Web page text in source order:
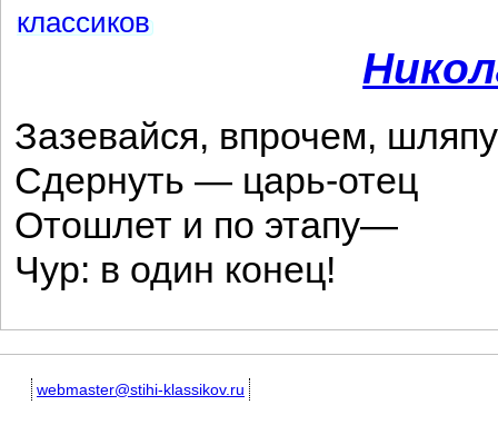
классиков
Зазевайся, впрочем, шляпу
Сдернуть — царь-отец
Отошлет и по этапу—
Чур: в один конец!
webmaster@stihi-klassikov.ru